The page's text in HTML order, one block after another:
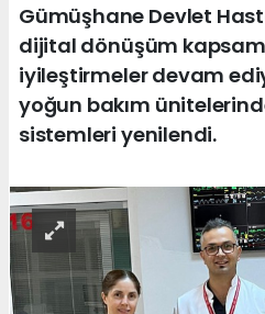
Gümüşhane Devlet
dijital dönüşüm
iyileştirmeler devam
yoğun bakım
sistemleri yenilendi.